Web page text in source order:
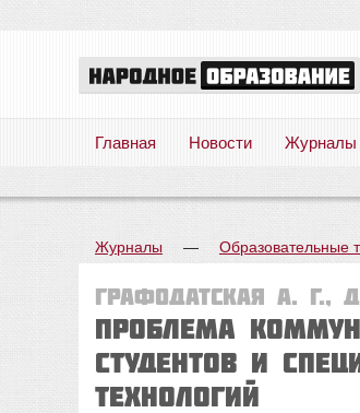
Главная Новости Журналы
Журналы — Образовательные
Графодатская А. Г.,
Проблема
студентов и
технологий